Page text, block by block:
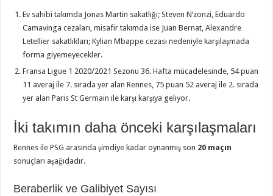
Ev sahibi takımda Jonas Martin sakatlığı; Steven N’zonzi, Eduardo
Camavinga cezaları, misafir takımda ise Juan Bernat, Alexandre
Letellier sakatlıkları; Kylian Mbappe cezası nedeniyle karşılaşmada
forma giyemeyecekler.
Fransa Ligue 1 2020/2021 Sezonu 36. Hafta mücadelesinde, 54 puan
11 averaj ile 7. sırada yer alan Rennes, 75 puan 52 averaj ile 2. sırada
yer alan Paris St Germain ile karşı karşıya geliyor.
İki takımın daha önceki karşılaşmaları
Rennes ile PSG arasında şimdiye kadar oynanmış son 20 maçın
sonuçları aşağıdadır.
Beraberlik ve Galibiyet Sayısı